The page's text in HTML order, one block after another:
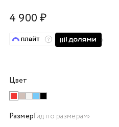
4 900 ₽
Цвет
РазмерГид по размерам